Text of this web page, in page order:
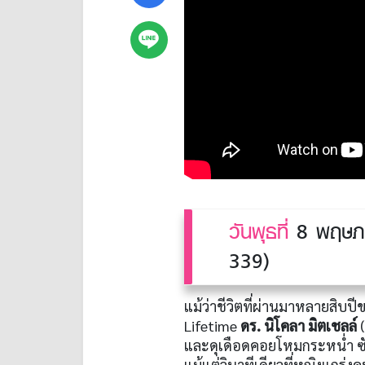
วันพุธที่ 8 พฤษ
339)
แม้ว่าชีวิตที่ผ่านมาหลายสิบปีข
Lifetime ดร. นิโคลา มิตเชลล์
และดุเดือดคอยโหมกระหน่ำ